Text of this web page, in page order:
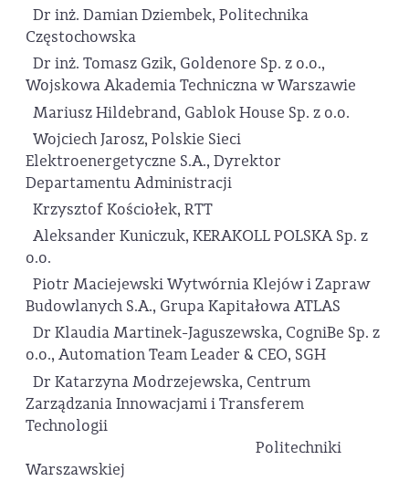
Dr inż. Damian Dziembek, Politechnika
Częstochowska
Dr inż. Tomasz Gzik, Goldenore Sp. z o.o.,
Wojskowa Akademia Techniczna w Warszawie
Mariusz Hildebrand, Gablok House Sp. z o.o.
Wojciech Jarosz, Polskie Sieci
Elektroenergetyczne S.A., Dyrektor
Departamentu Administracji
Krzysztof Kościołek, RTT
Aleksander Kuniczuk, KERAKOLL POLSKA Sp. z
o.o.
Piotr Maciejewski Wytwórnia Klejów i Zapraw
Budowlanych S.A., Grupa Kapitałowa ATLAS
Dr Klaudia Martinek-Jaguszewska, CogniBe Sp. z
o.o., Automation Team Leader & CEO, SGH
Dr Katarzyna Modrzejewska, Centrum
Zarządzania Innowacjami i Transferem
Technologii
Politechniki
Warszawskiej